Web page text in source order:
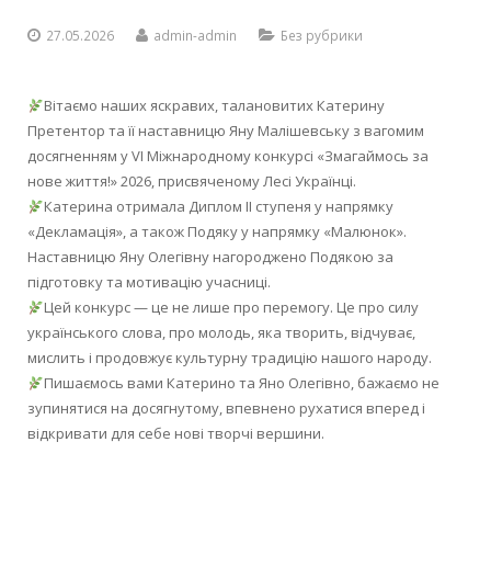
Навчальні кабінети
Спортивна зала
Бібліотека
Актова зала
Гуртожиток
Їдальня
Установчі документи
Нормативно-правова база
Публічна інформація
Звіт директора
Соціально-психологічна служба
Гуртожиток
Інструкції з ОП
Henkel Баутехнік (Україна)
Кваліфікаційний центр
Методичні комісії
Методична майстерня педагогів
Школа «Молодого педагога»
Атестація
Віртуальний методичний кабінет
Кухар. Пекар. Офіціант
Електромонтер з ремонту та обслуговування
Штукатур. Лицювальник-плиточник. Маляр
(172) Телекомунікації та радіотехніка
Онлайн-анкета
Питання для співбесіди та завдання
Розклад вступних випробувань
Поради вступникам
Зайнятість аудиторій
Дистанційне навчання
Державна підсумкова атестація
Розмір плати за надання освітніх послуг
Державна кваліфікаційна атестація
Долучитися до партнерства
Контакти
27.05.2026 admin-admin Без рубрики
Вітаємо наших яскравих, талановитих Катерину
Претентор та її наставницю Яну Малішевську з вагомим
досягненням у VI Міжнародному конкурсі «Змагаймось за
нове життя!» 2026, присвяченому Лесі Українці.
Катерина отримала Диплом ІІ ступеня у напрямку
«Декламація», а також Подяку у напрямку «Малюнок».
Наставницю Яну Олегівну нагороджено Подякою за
підготовку та мотивацію учасниці.
Цей конкурс — це не лише про перемогу. Це про силу
українського слова, про молодь, яка творить, відчуває,
мислить і продовжує культурну традицію нашого народу.
Пишаємось вами Катерино та Яно Олегівно, бажаємо не
зупинятися на досягнутому, впевнено рухатися вперед і
відкривати для себе нові творчі вершини.